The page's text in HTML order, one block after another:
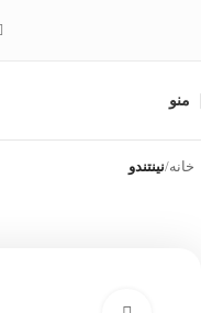
منو
خانه نینتندو